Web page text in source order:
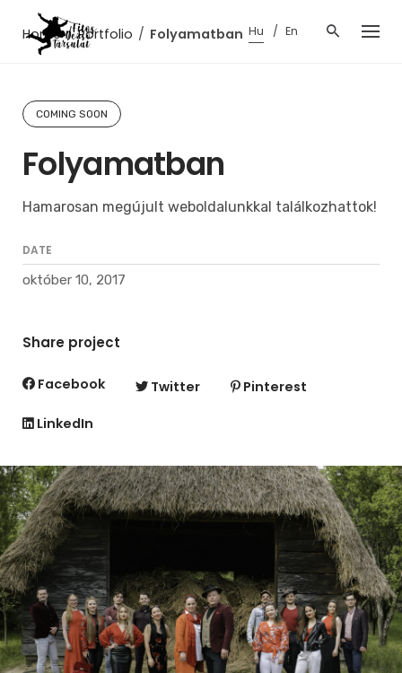
content
Hu En
Home / Portfolio / Folyamatban
COMING SOON
Folyamatban
Hamarosan megújult weboldalunkkal találkozhattok!
DATE
október 10, 2017
Share project
Facebook Twitter Pinterest
LinkedIn